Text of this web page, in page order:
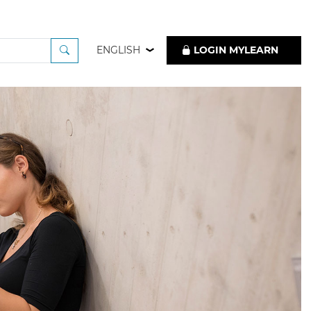
ENGLISH LOGIN MYLEARN